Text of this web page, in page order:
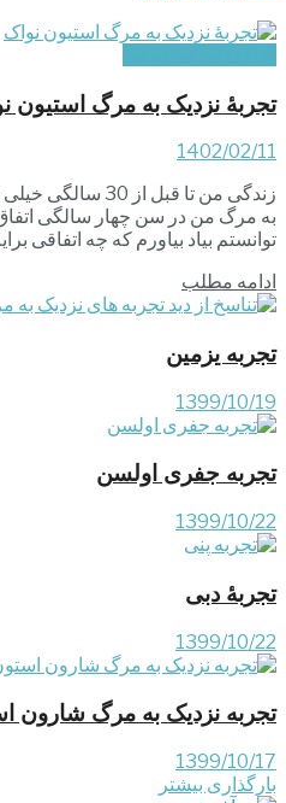
تجربۀ نزدیک به مرگ استیون
1402/02/11
زندگی من تا قبل از
به مرگ من در سن چهار سالگی
توانستم بیاد بیاورم که چه اتفاقی
ادامه مطلب
تجربه یزمین
1399/10/19
تجربه جفری اولسن
1399/10/22
تجربۀ دبی
1399/10/22
تجربه نزدیک به مرگ شارون
1399/10/17
بارگذاری بیشتر